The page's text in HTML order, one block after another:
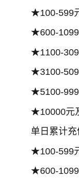
★100-599
★600-
★1100-
★3100-
★5100-
★10000元
单日累计充
★100-599
★600-